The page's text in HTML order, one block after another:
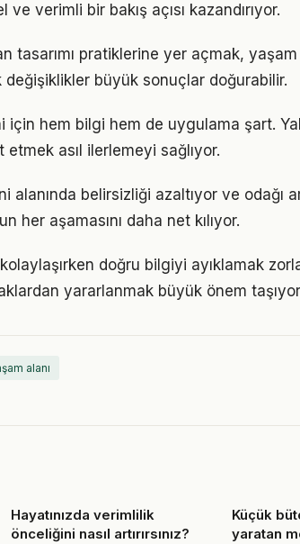
verimli bir bakış açısı kazandırıyor.
tasarımı pratiklerine yer açmak,
büyük sonuçlar doğurabilir.
için hem bilgi hem de uygulama şart.
asıl ilerlemeyi sağlıyor.
alanında belirsizliği azaltıyor ve odağı
her aşamasını daha net kılıyor.
doğru bilgiyi ayıklamak
yararlanmak büyük önem
alanı
Hayatınızda verimlilik
önceliğini nasıl artırırsınız?
Küçük
yaratan